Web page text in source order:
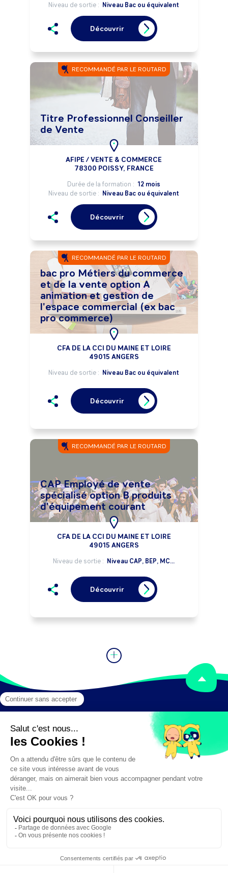
Niveau de sortie : Niveau Bac ou équivalent
Découvrir
RECOMMANDÉ PAR LE ROUTARD
Titre Professionnel Conseiller
de Vente
AFIPE / VENTE & COMMERCE
78300 POISSY, FRANCE
Durée de la formation : 12 mois
Niveau de sortie : Niveau Bac ou équivalent
Découvrir
RECOMMANDÉ PAR LE ROUTARD
bac pro Métiers du commerce
et de la vente option A
animation et gestion de
l'espace commercial (ex bac
pro commerce)
CFA DE LA CCI DU MAINE ET LOIRE
49015 ANGERS
Niveau de sortie : Niveau Bac ou équivalent
Découvrir
RECOMMANDÉ PAR LE ROUTARD
CAP Employé de vente
spécialisé option B produits
d'équipement courant
CFA DE LA CCI DU MAINE ET LOIRE
49015 ANGERS
Niveau de sortie : Niveau CAP, BEP, MC...
Découvrir
Mentions légales